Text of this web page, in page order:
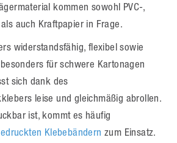
kommen sowohl PVC-,
auch Kraftpapier in Frage.
widerstandsfähig, flexibel sowie
für schwere Kartonagen
sich dank des
leise und gleichmäßig abrollen.
ist, kommt es häufig
Klebebändern zum Einsatz.